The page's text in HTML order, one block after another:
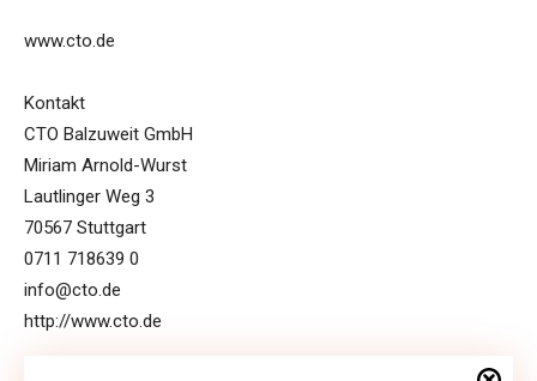
www.cto.de
Kontakt
CTO Balzuweit GmbH
Miriam Arnold-Wurst
Lautlinger Weg 3
70567 Stuttgart
0711 718639 0
info@cto.de
http://www.cto.de